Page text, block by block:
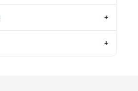
+
+